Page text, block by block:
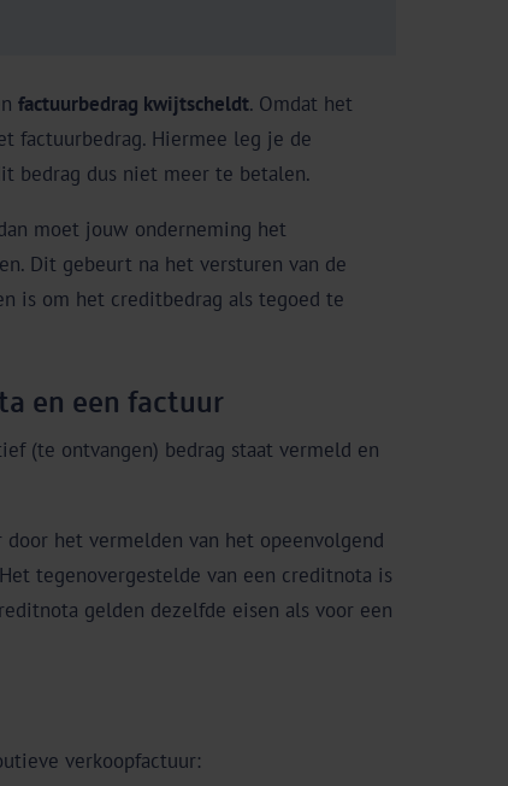
factuurbedrag kwijtscheldt. Omdat het
factuurbedrag. Hiermee leg je de
bedrag dus niet meer te betalen.
moet jouw onderneming het
Dit gebeurt na het versturen van de
is om het creditbedrag als tegoed te
en een factuur
(te ontvangen) bedrag staat vermeld en
het vermelden van het opeenvolgend
tegenovergestelde van een creditnota is
gelden dezelfde eisen als voor een
verkoopfactuur: